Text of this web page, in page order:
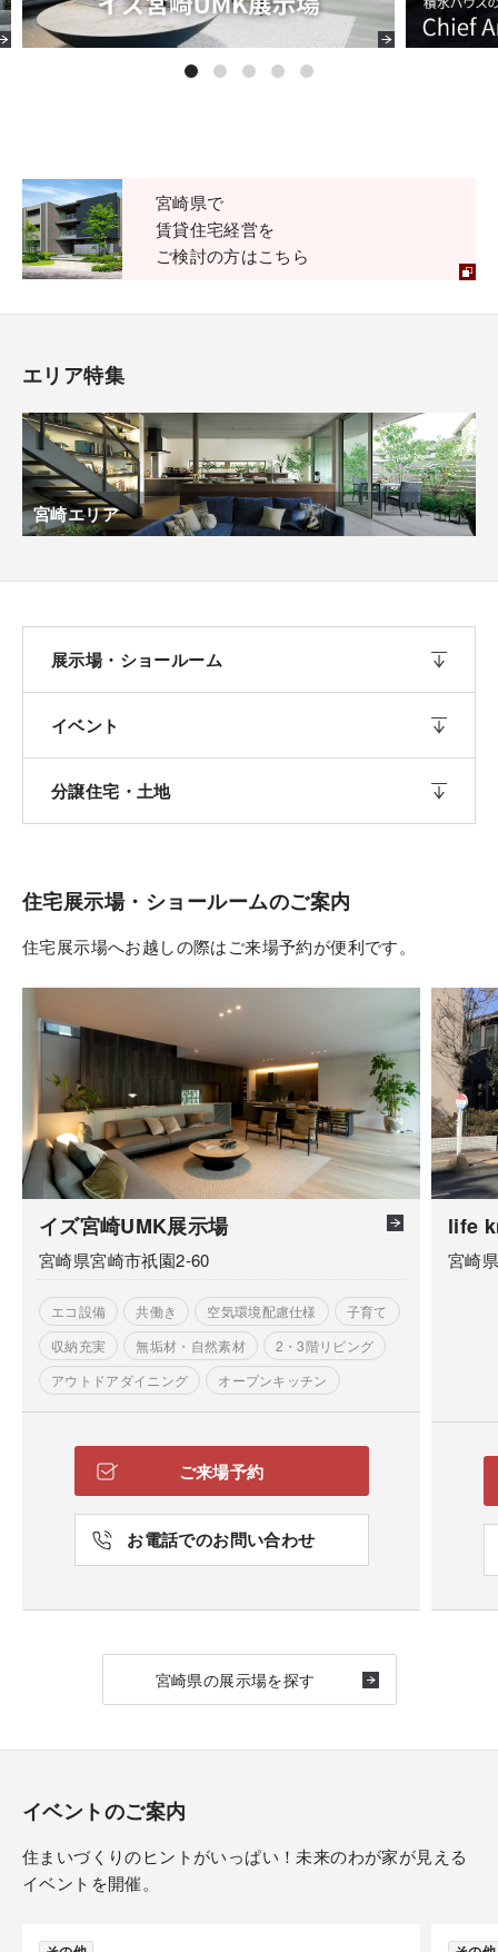
宮崎県で
賃貸住宅経営を
ご検討の方はこちら
エリア特集
宮崎エリア
展示場・ショールーム
イベント
分譲住宅・土地
住宅展示場・ショールームのご案内
住宅展示場へお越しの際はご来場予約が便利です。
イズ宮崎UMK展示場
宮崎県宮崎市祇園2-60
エコ設備 共働き 空気環境配慮仕様
子育て
収納充実
無垢材・自然素材
2・3階リビング
アウトドアダイニング
オープンキッチン
二世帯・多世帯
大空間リビング 在宅コーナー
ご来場予約
お電話でのお問い合わせ
life
宮崎
宮崎県の展示場を探す
イベントのご案内
住まいづくりのヒントがいっぱい！未来のわが家が見える
イベントを開催。